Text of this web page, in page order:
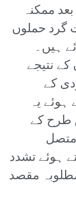
ممکنہ
گرد حملوں
ہیں۔
حملوں کے نتیجے
کے
یہ
طرح کے
ہوئے تشدد
مقصد